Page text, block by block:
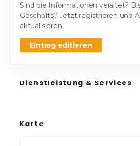
Sind die Informationen veraltet?
Geschäfts? Jetzt registrieren und
aktualisieren.
Eintrag editieren
Dienstleistung & Services
Karte